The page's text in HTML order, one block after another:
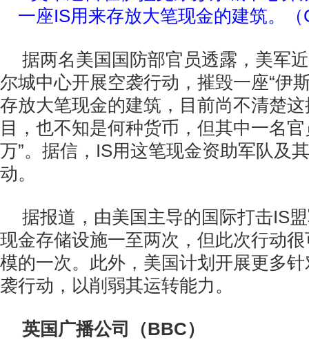
一座IS用来存放大笔现金的建筑。
据两名美国国防部官员透露，美军
尔城中心开展空袭行动，摧毁一座“伊
存放大笔现金的建筑，目前尚不清楚
目，也不知是何种货币，但其中一名
万”。据信，IS用这笔现金资助军队及
动。
据报道，由美国主导的国际打击IS
现金存储设施一至两次，但此次行动
模的一次。此外，美国计划开展更多
袭行动，以削弱其运转能力。
英国广播公司（BBC）